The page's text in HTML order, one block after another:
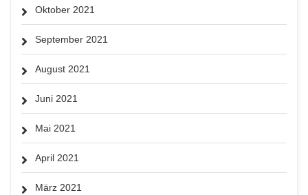
Oktober 2021
September 2021
August 2021
Juni 2021
Mai 2021
April 2021
März 2021